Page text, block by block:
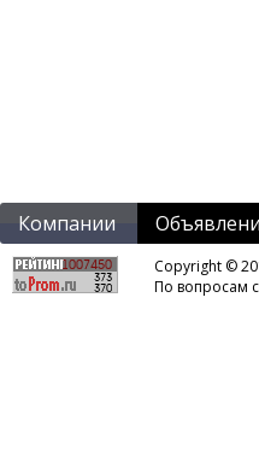
Компании
Copyright ©
По вопросам